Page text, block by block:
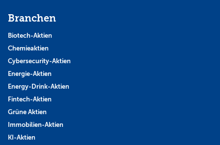
Branchen
Biotech-Aktien
Chemieaktien
Cybersecurity-Aktien
Energie-Aktien
Energy-Drink-Aktien
Fintech-Aktien
Grüne Aktien
Immobilien-Aktien
KI-Aktien